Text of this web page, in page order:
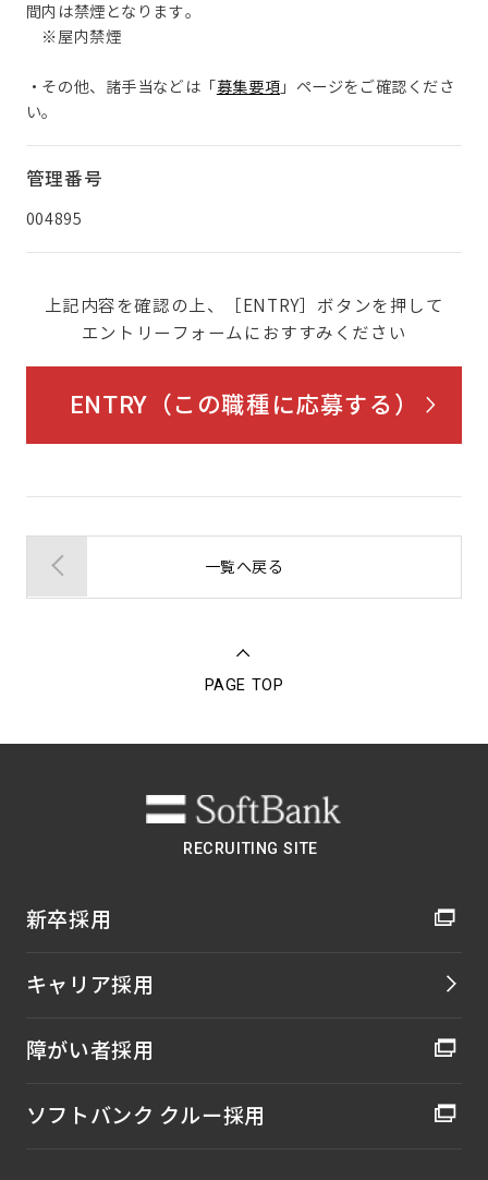
間内は禁煙となります。
※屋内禁煙
・その他、諸手当などは「募集要項 」ページをご確認くださ
い。
管理番号
004895
上記内容を確認の上、［ENTRY］ボタンを押して
エントリーフォームにおすすみください
ENTRY（この職種に応募する）
一覧へ戻る
PAGE TOP
RECRUITING SITE
新卒採用
キャリア採用
障がい者採用
ソフトバンク クルー採用